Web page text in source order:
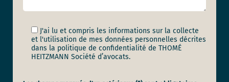
J'ai lu et compris les informations sur la collecte
et l'utilisation de mes données personnelles décrites
dans la politique de confidentialité de THOMÉ
HEITZMANN Société d’avocats.